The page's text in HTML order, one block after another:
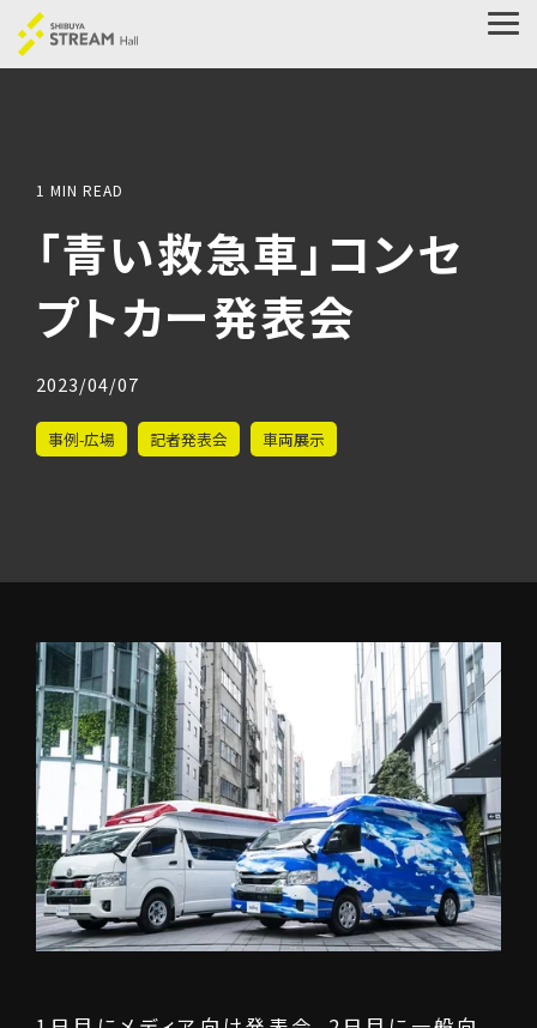
Skip
to
the
main
1 MIN READ
「青い救急車」コンセ
プトカー発表会
2023/04/07
事例-広場 記者発表会 車両展示